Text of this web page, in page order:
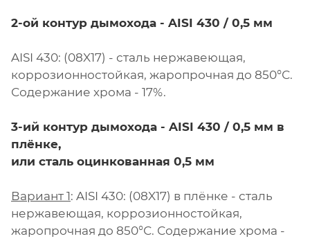
2-ой контур дымохода - AISI 430 / 0,5 мм
AISI 430: (08X17) - сталь нержавеющая,
коррозионностойкая, жаропрочная до 850°С.
Содержание хрома - 17%.
3-ий контур дымохода - AISI 430 / 0,5 мм в
плёнке,
или сталь оцинкованная 0,5 мм
Вариант 1: AISI 430: (08X17) в плёнке - сталь
нержавеющая, коррозионностойкая,
жаропрочная до 850°С. Содержание хрома -